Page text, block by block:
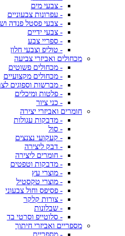
- צבעי מים
- עפרונות צבעוניים
- צבעי פסטל פנדה
- צבעי ידיים
- ספריי צבע
- טוליפ וצבעי חלון
מכחולים ואביזרי צביעה
- מכחולים פשוטים
- מכחולים מקצועיים
- מברשות וספוגים
- פלטות ומיכלים
- כני ציור
חומרים ואביזרי יצירה
- מדבקות עגולות
- סול
- קעקועי נצנצים
- דבק ליצירה
- חומרים ליצירה
- מדבקות וטפטים
- מוצרי עץ
- מוצרי טקסטיל
- פסיפס וחול צבעוני
- צורות קלקר
- שבלונות
- סלוטייפ וסרטי בד
מספריים ואביזרי חיתוך
- מספריים